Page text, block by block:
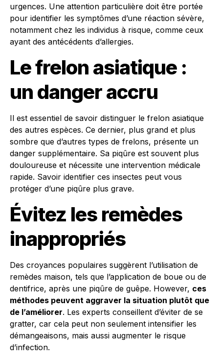
urgences. Une attention particulière doit être portée
pour identifier les symptômes d’une réaction sévère,
notamment chez les individus à risque, comme ceux
ayant des antécédents d’allergies.
Le frelon asiatique :
un danger accru
Il est essentiel de savoir distinguer le frelon asiatique
des autres espèces. Ce dernier, plus grand et plus
sombre que d’autres types de frelons, présente un
danger supplémentaire. Sa piqûre est souvent plus
douloureuse et nécessite une intervention médicale
rapide. Savoir identifier ces insectes peut vous
protéger d’une piqûre plus grave.
Évitez les remèdes
inappropriés
Des croyances populaires suggèrent l’utilisation de
remèdes maison, tels que l’application de boue ou de
dentifrice, après une piqûre de guêpe. However, ces
méthodes peuvent aggraver la situation plutôt que
de l’améliorer. Les experts conseillent d’éviter de se
gratter, car cela peut non seulement intensifier les
démangeaisons, mais aussi augmenter le risque
d’infection.